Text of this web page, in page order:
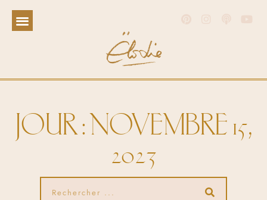
JOUR : NOVEMBRE 15,
2023